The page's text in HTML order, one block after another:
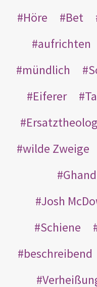
Höre
Bet
aufrichten
mündlich
Eiferer
wilde Zweige
Josh
Schiene
beschreibend